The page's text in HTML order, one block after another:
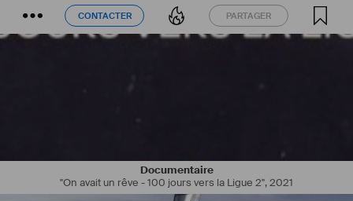
CONTACTER PARTAGER
CONTACTER PARTAGER
Documentaire
"On avait un rêve - 100 jours vers la Ligue 2",2021